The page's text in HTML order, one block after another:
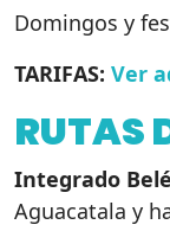
Domingos y
TARIFAS: Ver
RUTAS
Integrado
Aguacatala y